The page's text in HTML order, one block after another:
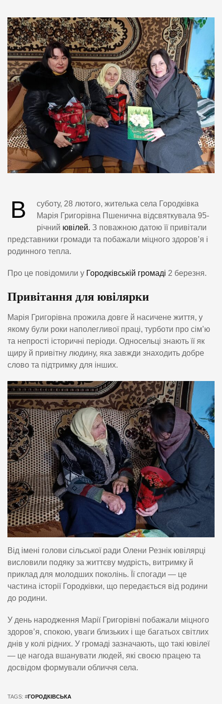
В
суботу, 28 лютого, жителька села Городківка
Марія Григорівна Пшенична відсвяткувала 95-
річний ювілей. З поважною датою її привітали
представники громади та побажали міцного здоров’я і
родинного тепла.
Про це повідомили у Городківській громаді 2 березня.
Привітання для ювілярки
Марія Григорівна прожила довге й насичене життя, у
якому були роки наполегливої праці, турботи про сім’ю
та непрості історичні періоди. Односельці знають її як
щиру й привітну людину, яка завжди знаходить добре
слово та підтримку для інших.
Від імені голови сільської ради Олени Резнік ювілярці
висловили подяку за життєву мудрість, витримку й
приклад для молодших поколінь. Її спогади — це
частина історії Городківки, що передається від родини
до родини.
У день народження Марії Григорівні побажали міцного
здоров’я, спокою, уваги близьких і ще багатьох світлих
днів у колі рідних. У громаді зазначають, що такі ювілеї
— це нагода вшанувати людей, які своєю працею та
досвідом формували обличчя села.
TAGS: #ГОРОДКІВСЬКА